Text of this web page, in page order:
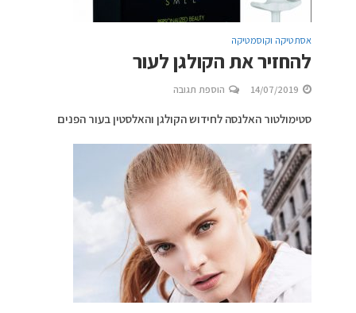
אסתטיקה וקוסמטיקה
להחזיר את הקולגן לעור
14/07/2019 הוספת תגובה
סטימולטור האלנסה לחידוש הקולגן והאלסטין בעור הפנים